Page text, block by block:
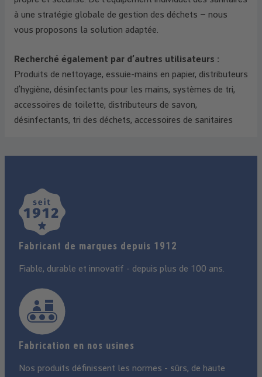
à une stratégie globale de gestion des déchets – nous
vous proposons la solution adaptée.
Recherché également par d’autres utilisateurs :
Produits de nettoyage, essuie-mains en papier, distributeurs
d’hygiène, désinfectants pour les mains, systèmes de tri,
accessoires de toilette, distributeurs de savon,
désinfectants, tri des déchets, accessoires de sanitaires
Fabricant de marques depuis 1912
Fiable, durable et innovatif - depuis plus de 100 ans.
Fabrication en nos usines
Nos produits définissent les normes - sûrs, de haute